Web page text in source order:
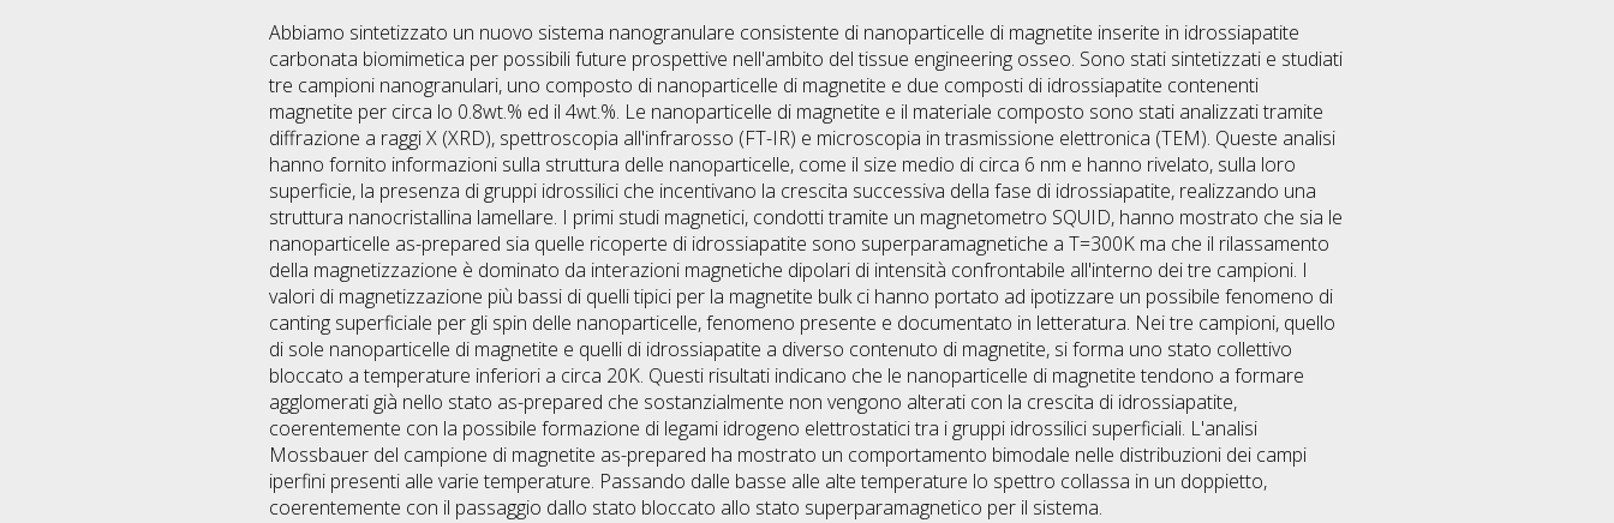
Abbiamo sintetizzato un nuovo sistema nanogranulare consistente di nanoparticelle di magnetite inserite in idrossiapatite
carbonata biomimetica per possibili future prospettive nell'ambito del tissue engineering osseo. Sono stati sintetizzati e studiati
tre campioni nanogranulari, uno composto di nanoparticelle di magnetite e due composti di idrossiapatite contenenti
magnetite per circa lo 0.8wt.% ed il 4wt.%. Le nanoparticelle di magnetite e il materiale composto sono stati analizzati tramite
diffrazione a raggi X (XRD), spettroscopia all'infrarosso (FT-IR) e microscopia in trasmissione elettronica (TEM). Queste analisi
hanno fornito informazioni sulla struttura delle nanoparticelle, come il size medio di circa 6 nm e hanno rivelato, sulla loro
superficie, la presenza di gruppi idrossilici che incentivano la crescita successiva della fase di idrossiapatite, realizzando una
struttura nanocristallina lamellare. I primi studi magnetici, condotti tramite un magnetometro SQUID, hanno mostrato che sia le
nanoparticelle as-prepared sia quelle ricoperte di idrossiapatite sono superparamagnetiche a T=300K ma che il rilassamento
della magnetizzazione è dominato da interazioni magnetiche dipolari di intensità confrontabile all'interno dei tre campioni. I
valori di magnetizzazione più bassi di quelli tipici per la magnetite bulk ci hanno portato ad ipotizzare un possibile fenomeno di
canting superficiale per gli spin delle nanoparticelle, fenomeno presente e documentato in letteratura. Nei tre campioni, quello
di sole nanoparticelle di magnetite e quelli di idrossiapatite a diverso contenuto di magnetite, si forma uno stato collettivo
bloccato a temperature inferiori a circa 20K. Questi risultati indicano che le nanoparticelle di magnetite tendono a formare
agglomerati già nello stato as-prepared che sostanzialmente non vengono alterati con la crescita di idrossiapatite,
coerentemente con la possibile formazione di legami idrogeno elettrostatici tra i gruppi idrossilici superficiali. L'analisi
Mossbauer del campione di magnetite as-prepared ha mostrato un comportamento bimodale nelle distribuzioni dei campi
iperfini presenti alle varie temperature. Passando dalle basse alle alte temperature lo spettro collassa in un doppietto,
coerentemente con il passaggio dallo stato bloccato allo stato superparamagnetico per il sistema.